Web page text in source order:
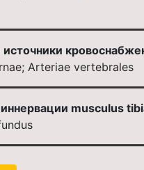
Arteriae vertebrales
musculus